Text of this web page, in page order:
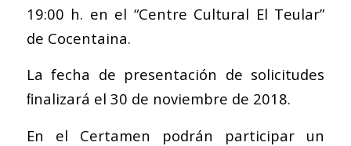
19:00 h. en el “Centre Cultural El Teular”
de Cocentaina.
La fecha de presentación de solicitudes
ﬁnalizará el 30 de noviembre de 2018.
En el Certamen podrán participar un